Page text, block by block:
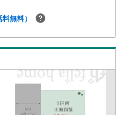
ーズです。【Yahoo！ 不動
不動産 物件ご成約キャンペ
料をもらう」「見学予約を
ください。※必ずYahoo！ J
い。※PayPayポイントは出
料無料）